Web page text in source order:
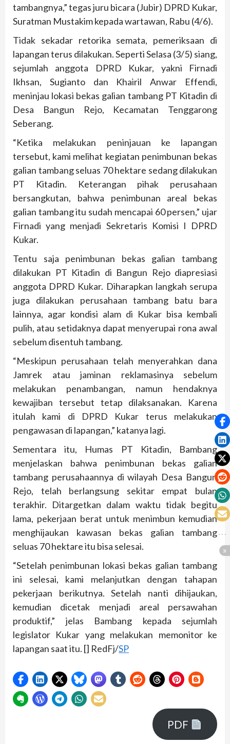
tambangnya,” tegas juru bicara (Jubir) DPRD Kukar,
Suratman Mustakim kepada wartawan, Rabu (4/6).
Tidak sekadar retorika semata, pemeriksaan di
lapangan terus dilakukan. Seperti Selasa (3/5) siang,
sejumlah anggota DPRD Kukar, yakni Firnadi
Ikhsan, Sugianto dan Khairil Anwar Effendi,
meninjau lokasi bekas galian tambang PT Kitadin di
Desa Bangun Rejo, Kecamatan Tenggarong
Seberang.
“Ketika melakukan peninjauan ke lapangan
tersebut, kami melihat kegiatan penimbunan bekas
galian tambang seluas 70 hektare sedang dilakukan
PT Kitadin. Keterangan pihak perusahaan
bersangkutan, bahwa penimbunan areal bekas
galian tambang itu sudah mencapai 60 persen,” ujar
Firnadi yang menjadi Sekretaris Komisi I DPRD
Kukar.
Tentu saja penimbunan bekas galian tambang
dilakukan PT Kitadin di Bangun Rejo diapresiasi
anggota DPRD Kukar. Diharapkan langkah serupa
juga dilakukan perusahaan tambang batu bara
lainnya, agar kondisi alam di Kukar bisa kembali
pulih, atau setidaknya dapat menyerupai rona awal
sebelum disentuh tambang.
“Meskipun perusahaan telah menyerahkan dana
Jamrek atau jaminan reklamasinya sebelum
melakukan penambangan, namun hendaknya
kewajiban tersebut tetap dilaksanakan. Karena
itulah kami di DPRD Kukar terus melakukan
pengawasan di lapangan,” katanya lagi.
Sementara itu, Humas PT Kitadin, Bambang
menjelaskan bahwa penimbunan bekas galian
tambang perusahaannya di wilayah Desa Bangun
Rejo, telah berlangsung sekitar empat bulan
terakhir. Ditargetkan dalam waktu tidak begitu
lama, pekerjaan berat untuk menimbun kemudian
menghijaukan kawasan bekas galian tambang
seluas 70 hektare itu bisa selesai.
“Setelah penimbunan lokasi bekas galian tambang
ini selesai, kami melanjutkan dengan tahapan
pekerjaan berikutnya. Setelah nanti dihijaukan,
kemudian dicetak menjadi areal persawahan
produktif,” jelas Bambang kepada sejumlah
legislator Kukar yang melakukan memonitor ke
lapangan saat itu. [] RedFj/SP
PDF